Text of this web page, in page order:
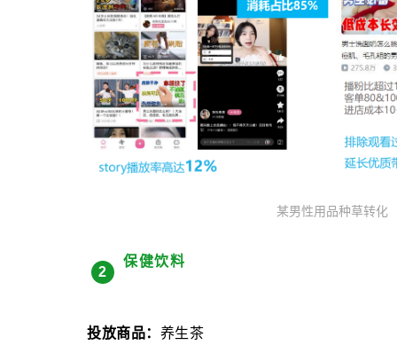
某男性用品种草转化
2
保健饮料
投放商品： 养生茶